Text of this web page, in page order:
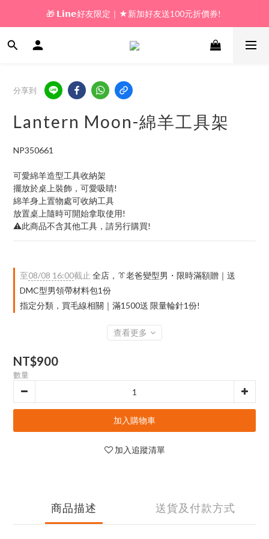
🎁 新好友購物金｜★加入新會員領券送100元!
🎁 𝗟𝗶𝗻𝗲好友限定｜★新加好友送100元折價券!
🎁 新好友購物金｜★加入新會員領券送100元!
分享到
Lantern Moon-綿羊工具架
NP350661
可愛綿羊造型工具收納架
擺放於桌上裝飾，可愛吸睛!
綿羊身上置物處可收納工具
放置桌上隨時可開始拿取使用!
⚠️此商品不含其他工具，請另行購買!
至08/08 16:00截止 全店，👔老爸變型男・限時滿額贈｜送
DMC型男領帶材料包1份
指定分類，買毛線相關｜滿1500送 限量輪針1份!
查看更多
NT$900
數量
加入購物車
加入追蹤清單
商品描述 送貨及付款方式